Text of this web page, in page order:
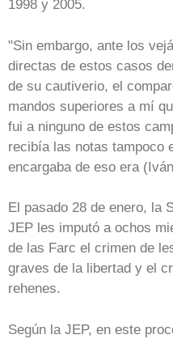
1998 y 2005.
"Sin embargo, ante los
directas de estos casos
de su cautiverio, el
mandos superiores a mí
fui a ninguno de estos
recibía las notas tampoco
encargaba de eso era
El pasado 28 de enero, la
JEP les imputó a ochos
de las Farc el crimen de
graves de la libertad y el
rehenes.
Según la JEP, en este